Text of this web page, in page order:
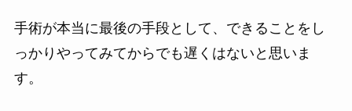
手術が本当に最後の手段として、できることをし
っかりやってみてからでも遅くはないと思いま
す。